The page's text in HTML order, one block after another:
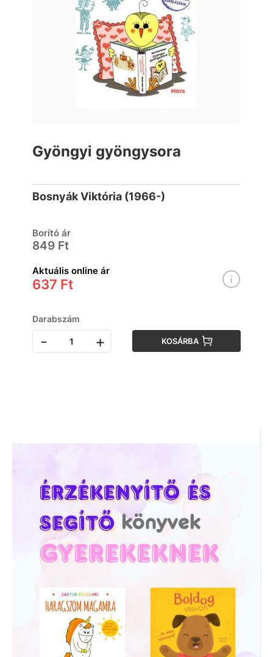
Gyöngyi gyöngysora
Bosnyák Viktória (1966-)
Borító ár
849 Ft
Aktuális online ár
637 Ft
Darabszám
- + KOSÁRBA